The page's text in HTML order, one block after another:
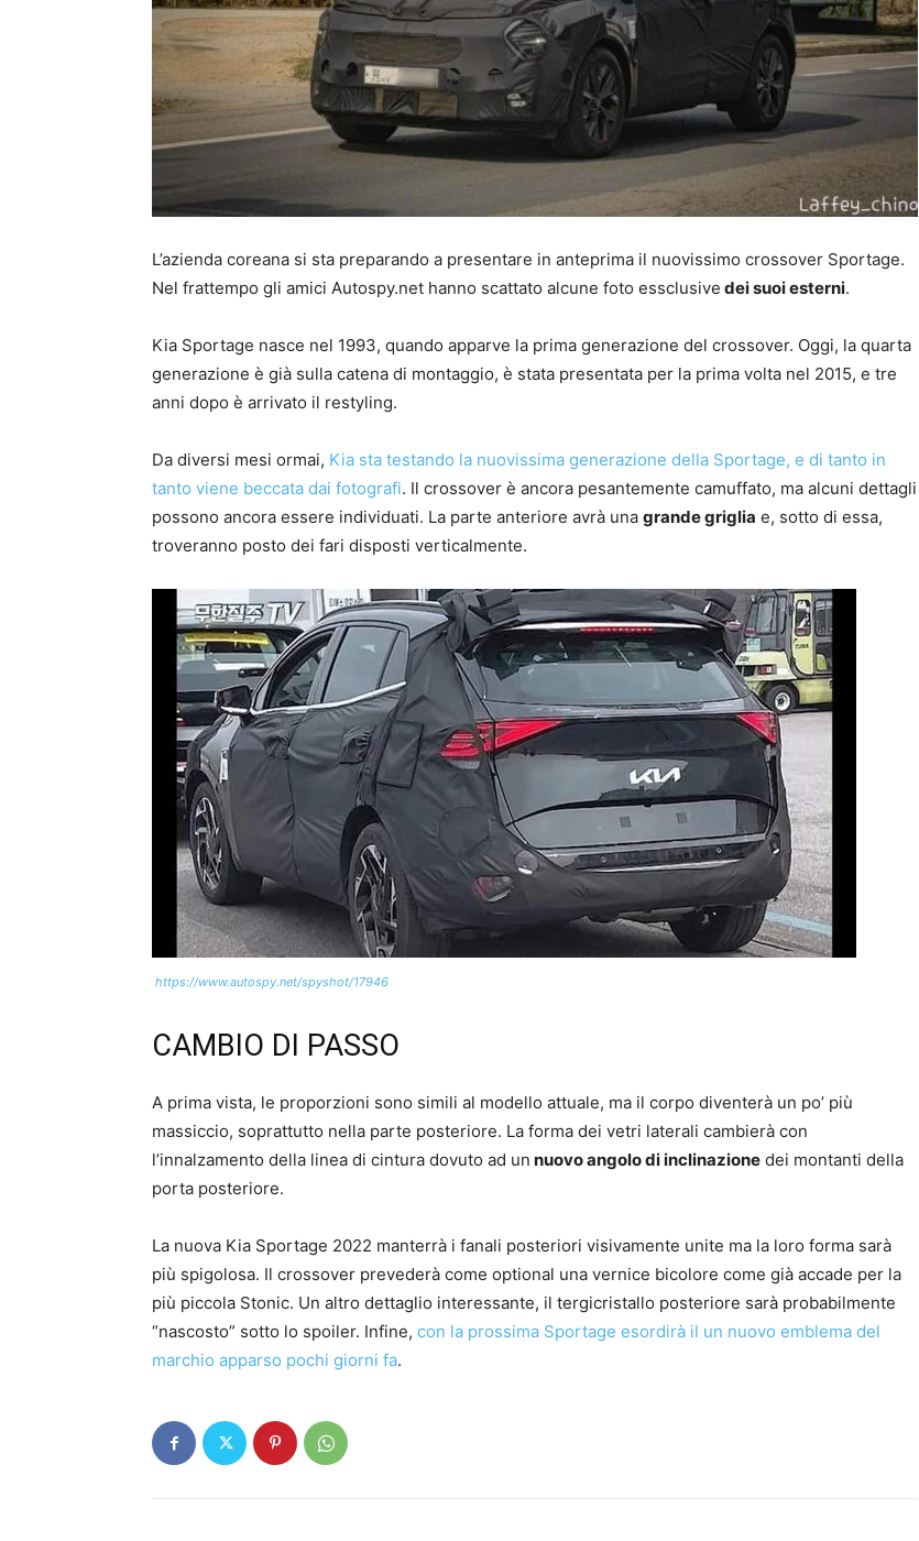
L’azienda coreana si sta preparando a presentare in anteprima il nuovissimo crossover Sportage.
Nel frattempo gli amici Autospy.net hanno scattato alcune foto essclusive dei suoi esterni.
Kia Sportage nasce nel 1993, quando apparve la prima generazione del crossover. Oggi, la quarta
generazione è già sulla catena di montaggio, è stata presentata per la prima volta nel 2015, e tre
anni dopo è arrivato il restyling.
Da diversi mesi ormai, Kia sta testando la nuovissima generazione della Sportage, e di tanto in
tanto viene beccata dai fotografi. Il crossover è ancora pesantemente camuffato, ma alcuni dettagli
possono ancora essere individuati. La parte anteriore avrà una grande griglia e, sotto di essa,
troveranno posto dei fari disposti verticalmente.
https://www.autospy.net/spyshot/17946
CAMBIO DI PASSO
A prima vista, le proporzioni sono simili al modello attuale, ma il corpo diventerà un po’ più
massiccio, soprattutto nella parte posteriore. La forma dei vetri laterali cambierà con
l’innalzamento della linea di cintura dovuto ad un nuovo angolo di inclinazione dei montanti della
porta posteriore.
La nuova Kia Sportage 2022 manterrà i fanali posteriori visivamente unite ma la loro forma sarà
più spigolosa. Il crossover prevederà come optional una vernice bicolore come già accade per la
più piccola Stonic. Un altro dettaglio interessante, il tergicristallo posteriore sarà probabilmente
“nascosto” sotto lo spoiler. Infine, con la prossima Sportage esordirà il un nuovo emblema del
marchio apparso pochi giorni fa.